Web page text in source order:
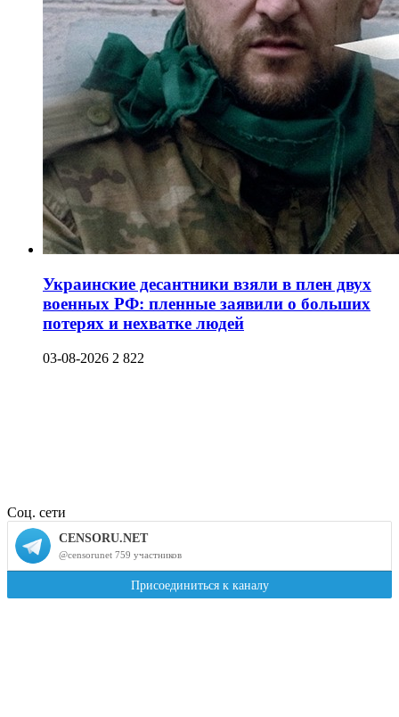
Украинские десантники взяли в плен двух
военных РФ: пленные заявили о больших
потерях и нехватке людей
03-08-2026 2 822
Соц. сети